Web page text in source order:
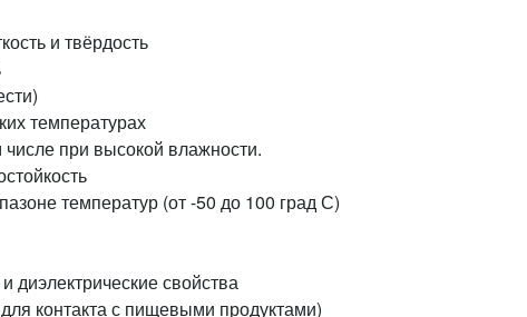
и твёрдость
температурах
при высокой влажности.
температур (от -50 до 100 град С)
диэлектрические свойства
контакта с пищевыми продуктами)